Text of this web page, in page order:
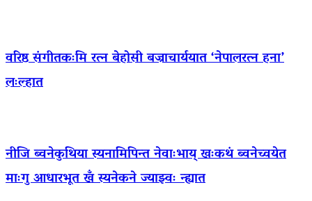
वरिष्ठ संगीतकःमि रत्न बेहोसी बज्राचार्ययात ‘नेपालरत्न हना’
लःल्हात
नीजि ब्वनेकुथिया स्यनामिपिन्त नेवाःभाय् खःकथं ब्वनेच्वयेत
माःगु आधारभूत खँ स्यनेकने ज्याझ्वः न्ह्यात